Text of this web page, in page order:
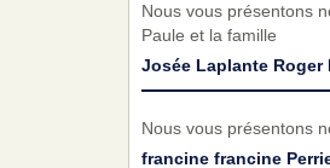
Nous vous présentons
Paule et la famille
Josée Laplante Roger
Nous vous présentons
francine francine